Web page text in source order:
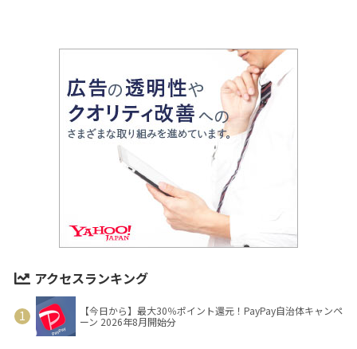
アクセスランキング
【今日から】最大30％ポイント還元！PayPay自治体キャンペ
ーン 2026年8月開始分